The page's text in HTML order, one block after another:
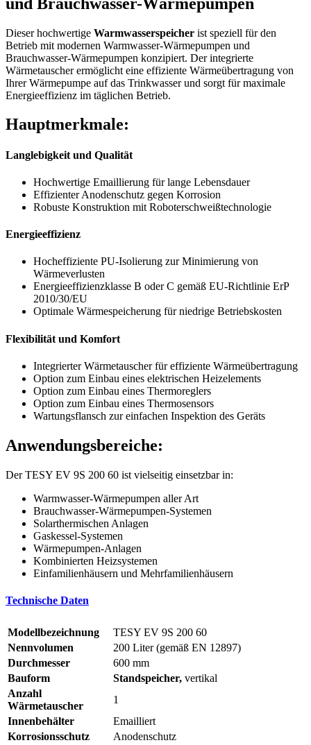
Dieser hochwertige Warmwasserspeicher ist speziell für den
Betrieb mit modernen Warmwasser-Wärmepumpen und
Brauchwasser-Wärmepumpen konzipiert. Der integrierte
Wärmetauscher ermöglicht eine effiziente Wärmeübertragung von
Ihrer Wärmepumpe auf das Trinkwasser und sorgt für maximale
Energieeffizienz im täglichen Betrieb.
Hauptmerkmale:
Langlebigkeit und Qualität
Hochwertige Emaillierung für lange Lebensdauer
Effizienter Anodenschutz gegen Korrosion
Robuste Konstruktion mit Roboterschweißtechnologie
Energieeffizienz
Hocheffiziente PU-Isolierung zur Minimierung von
Wärmeverlusten
Energieeffizienzklasse B oder C gemäß EU-Richtlinie ErP
2010/30/EU
Optimale Wärmespeicherung für niedrige Betriebskosten
Flexibilität und Komfort
Integrierter Wärmetauscher für effiziente Wärmeübertragung
Option zum Einbau eines elektrischen Heizelements
Option zum Einbau eines Thermoreglers
Option zum Einbau eines Thermosensors
Wartungsflansch zur einfachen Inspektion des Geräts
Anwendungsbereiche:
Der TESY EV 9S 200 60 ist vielseitig einsetzbar in:
Warmwasser-Wärmepumpen aller Art
Brauchwasser-Wärmepumpen-Systemen
Solarthermischen Anlagen
Gaskessel-Systemen
Wärmepumpen-Anlagen
Kombinierten Heizsystemen
Einfamilienhäusern und Mehrfamilienhäusern
Technische Daten
Modellbezeichnung
TESY EV 9S 200 60
Nennvolumen
200 Liter (gemäß EN 12897)
Durchmesser
600 mm
Bauform
Standspeicher, vertikal
Anzahl
Wärmetauscher
1
Innenbehälter
Emailliert
Korrosionsschutz
Anodenschutz